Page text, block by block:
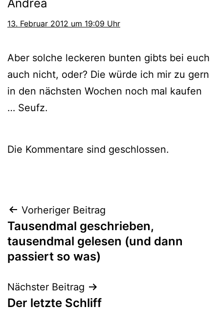
Andrea
13. Februar 2012 um 19:09 Uhr
Aber sol­che lecke­ren bun­ten gibts bei euch
auch nicht, oder? Die wür­de ich mir zu gern
in den nächs­ten Wochen noch mal kau­fen
… Seufz.
Die Kommentare sind geschlossen.
Beitragsnavigation
Vorheriger Beitrag
Tausendmal geschrieben,
tausendmal gelesen (und dann
passiert so was)
Nächster Beitrag
Der letzte Schliff